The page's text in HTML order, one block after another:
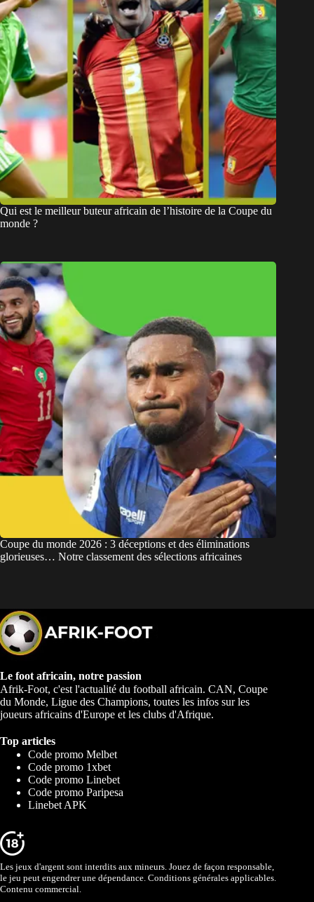
Qui est le meilleur buteur africain de l’histoire de la Coupe du
monde ?
Coupe du monde 2026 : 3 déceptions et des éliminations
glorieuses… Notre classement des sélections africaines
Le foot africain, notre passion
Afrik-Foot, c'est l'actualité du football africain. CAN, Coupe
du Monde, Ligue des Champions, toutes les infos sur les
joueurs africains d'Europe et les clubs d'Afrique.
Top articles
Code promo Melbet
Code promo 1xbet
Code promo Linebet
Code promo Paripesa
Linebet APK
Les jeux d'argent sont interdits aux mineurs. Jouez de façon responsable,
le jeu peut engendrer une dépendance. Conditions générales applicables.
Contenu commercial.